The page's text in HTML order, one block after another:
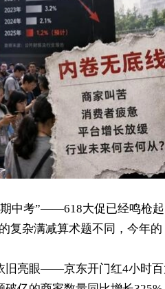
期中考”——618大促已经鸣枪起
复杂满减算术题不同，今年的
旧亮眼——京东开门红4小时百